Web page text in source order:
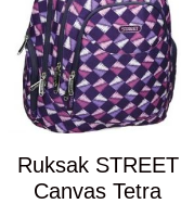
Ruksak STREET
Canvas Tetra